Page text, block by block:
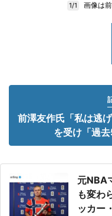
1/1 画像は
前澤友作氏「私は逃
を受け「過
元NBA
も変わ
ッカー